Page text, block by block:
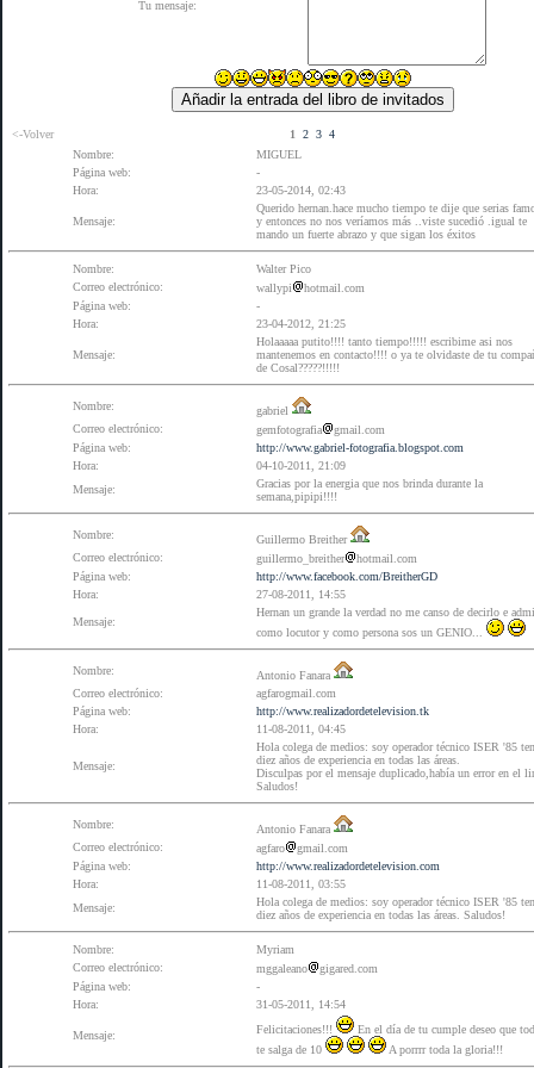
Tu mensaje:
<-Volver 1 2 3 4
Nombre:
MIGUEL
Página web:
-
Hora:
23-05-2014, 02:43
Mensaje:
Querido hernan.hace mucho tiempo te dije que serias
y entonces no nos veríamos más ..viste sucedió .igual te
mando un fuerte abrazo y que sigan los éxitos
Nombre:
Walter Pico
Correo electrónico:
wallypi
hotmail.com
Página web:
-
Hora:
23-04-2012, 21:25
Mensaje:
Holaaaaa putito!!!! tanto tiempo!!!!! escribime asi nos
mantenemos en contacto!!!! o ya te olvidaste de tu
de Cosal?????!!!!!
Nombre:
gabriel
Correo electrónico:
gemfotografia
gmail.com
Página web:
http://www.gabriel-fotografia.blogspot.com
Hora:
04-10-2011, 21:09
Mensaje:
Gracias por la energia que nos brinda durante la
semana,pipipi!!!!
Nombre:
Guillermo Breither
Correo electrónico:
guillermo_breither
hotmail.com
Página web:
http://www.facebook.com/BreitherGD
Hora:
27-08-2011, 14:55
Mensaje:
Hernan un grande la verdad no me canso de decirlo e
como locutor y como persona sos un GENIO...
Nombre:
Antonio Fanara
Correo electrónico:
agfarogmail.com
Página web:
http://www.realizadordetelevision.tk
Hora:
11-08-2011, 04:45
Mensaje:
Hola colega de medios: soy operador técnico ISER '85
diez años de experiencia en todas las áreas.
Disculpas por el mensaje duplicado,había un error en el
Saludos!
Nombre:
Antonio Fanara
Correo electrónico:
agfaro
gmail.com
Página web:
http://www.realizadordetelevision.com
Hora:
11-08-2011, 03:55
Mensaje:
Hola colega de medios: soy operador técnico ISER '85
diez años de experiencia en todas las áreas. Saludos!
Nombre:
Myriam
Correo electrónico:
mggaleano
gigared.com
Página web:
-
Hora:
31-05-2011, 14:54
Mensaje: Felicitaciones!!!
En el día de tu cumple deseo que
te salga de 10
A porrrr toda la gloria!!!